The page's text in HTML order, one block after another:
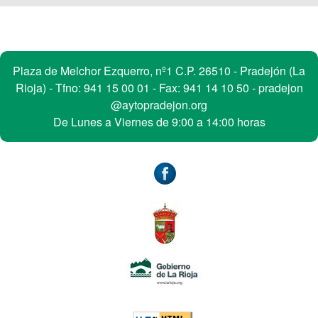
t
Contacto
Plaza de Melchor Ezquerro, nº1 C.P. 26510 - Pradejón (La
Rioja) - Tfno: 941 15 00 01 - Fax: 941 14 10 50 -pradejon
@aytopradejon.org
De Lunes a Viernes de 9:00 a 14:00 horas
W3C: HTML5